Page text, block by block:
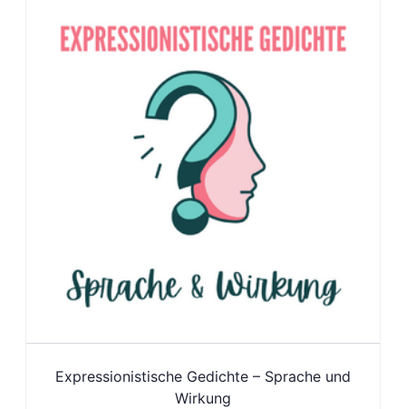
Expressionistische Gedichte – Sprache und
Wirkung